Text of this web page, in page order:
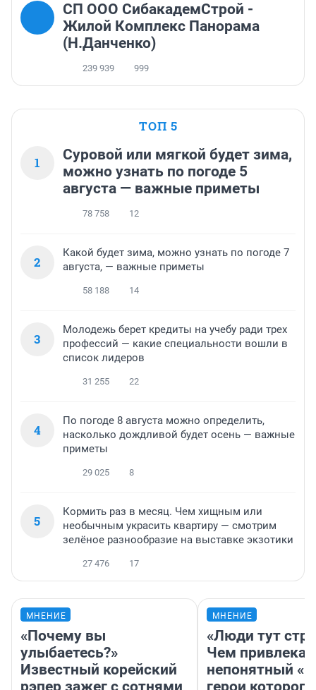
СП ООО СибакадемСтрой -
Жилой Комплекс Панорама
(Н.Данченко)
239 939 999
ТОП 5
1
Суровой или мягкой будет зима,
можно узнать по погоде 5
августа — важные приметы
78 758 12
2
Какой будет зима, можно узнать по погоде 7
августа, — важные приметы
58 188 14
3
Молодежь берет кредиты на учебу ради трех
профессий — какие специальности вошли в
список лидеров
31 255 22
4
По погоде 8 августа можно определить,
насколько дождливой будет осень — важные
приметы
29 025 8
5
Кормить раз в месяц. Чем хищным или
необычным украсить квартиру — смотрим
зелёное разнообразие на выставке экзотики
27 476 17
МНЕНИЕ
«Почему вы
улыбаетесь?»
Известный корейский
рэпер зажег с сотнями
МНЕНИЕ
«Люди тут
Чем
непонятный
герои которого